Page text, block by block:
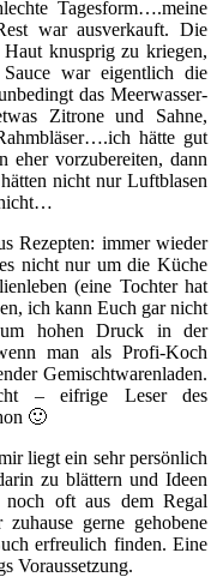
Tagesform….meine
war ausverkauft. Die
knusprig zu kriegen,
war eigentlich die
das Meerwasser-
Zitrone und Sahne,
hätte gut
eher vorzubereiten, dann
nicht nur Luftblasen
nicht…
Rezepten: immer wieder
nicht nur um die Küche
(eine Tochter hat
ich kann Euch gar nicht
hohen Druck in der
man als Profi-Koch
Gemischtwarenladen.
– eifrige Leser des
🙂
liegt ein sehr persönlich
zu blättern und Ideen
oft aus dem Regal
gerne gehobene
erfreulich finden. Eine
Voraussetzung.